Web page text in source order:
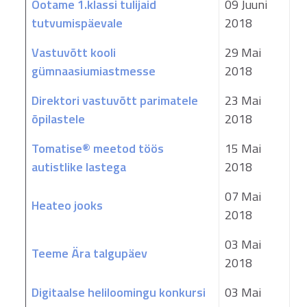
Ootame 1.klassi tulijaid
tutvumispäevale
09 Juuni
2018
Vastuvõtt kooli
gümnaasiumiastmesse
29 Mai
2018
Direktori vastuvõtt parimatele
õpilastele
23 Mai
2018
Tomatise® meetod töös
autistlike lastega
15 Mai
2018
Heateo jooks
07 Mai
2018
Teeme Ära talgupäev
03 Mai
2018
Digitaalse heliloomingu konkursi
03 Mai